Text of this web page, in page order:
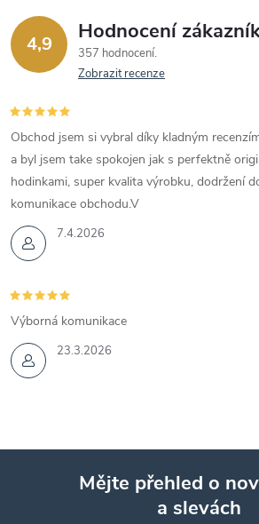
4,9 Hodnocení
357 hodnocení
Zobrazit recenze
7.4.2026
Obchod jsem si vybral díky kladným
a byl jsem take spokojen jak s perfektně
hodinkami, super kvalita výrobku, dodržení
komunikace obchodu.V
23.3.2026
Výborná komunikace
Mějte přehled o
a slevách